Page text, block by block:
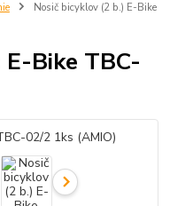
Nosič bicyklov (2 b.) E-Bike
Bike TBC-